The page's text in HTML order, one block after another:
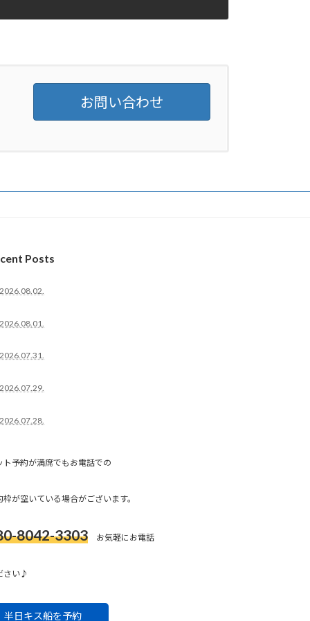
お問い合わせ
Posts
2026.08.02.
2026.08.01.
2026.07.31.
2026.07.29.
2026.07.28.
ト予約が満席でもお電話での
枠が空いている場合がございます。
8042-3303 お気軽にお電話
さい♪
半日キス船を予約